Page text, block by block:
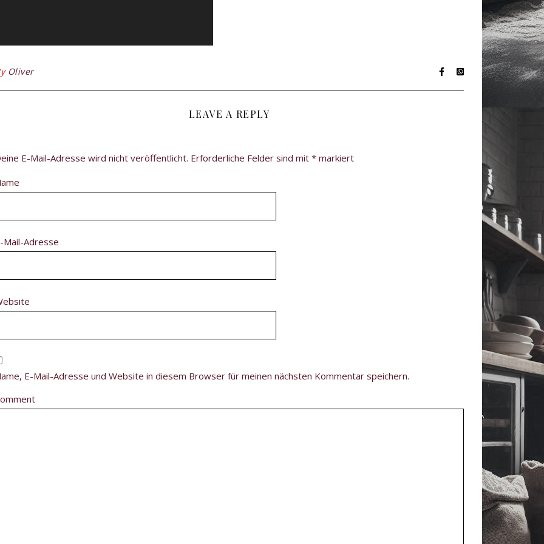
Oliver
LEAVE A REPLY
E-Mail-Adresse wird nicht veröffentlicht. Erforderliche Felder sind mit * markiert
Mail-Adresse
E-Mail-Adresse und Website in diesem Browser für meinen nächsten Kommentar speichern.